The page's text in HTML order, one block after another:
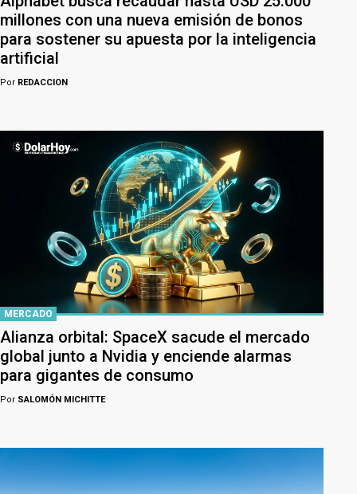
millones con una nueva emisión de bonos
para sostener su apuesta por la inteligencia
artificial
Por REDACCION
MERCADO
Alianza orbital: SpaceX sacude el mercado
global junto a Nvidia y enciende alarmas
para gigantes de consumo
Por SALOMÓN MICHITTE